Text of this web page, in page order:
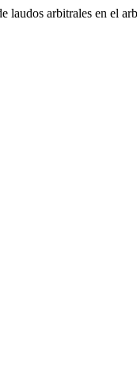
arbitrales en el